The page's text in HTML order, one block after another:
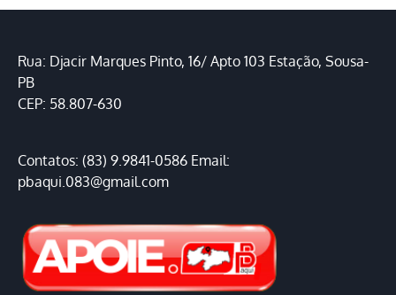
Rua: Djacir Marques Pinto, 16/ Apto 103 Estação, Sousa-
PB
CEP: 58.807-630
Contatos: (83) 9.9841-0586 Email:
pbaqui.083@gmail.com